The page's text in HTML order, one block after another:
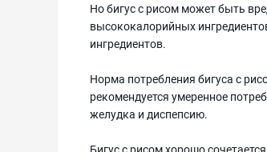
Но бигус с рисом может быть
высококалорийных
ингредиентов.
Норма потребления бигуса с
рекомендуется умеренное
желудка и диспепсию.